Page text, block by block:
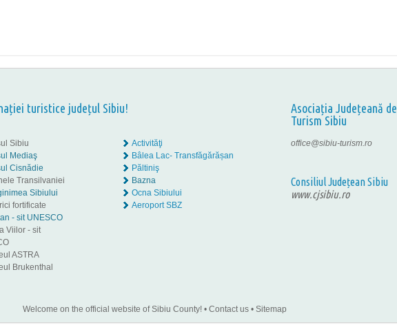
turistice județul Sibiu!
Asociația Județeană de
Turism Sibiu
Sibiu
Mediaş
Cisnădie
Transilvaniei
Sibiului
fortificate
- sit UNESCO
Viilor - sit
ASTRA
Brukenthal
Activităţi
Bâlea Lac- Transfăgărășan
Păltiniş
Bazna
Ocna Sibiului
Aeroport SBZ
office@sibiu-turism.ro
Consiliul Județean Sibiu
www.cjsibiu.ro
Welcome on the official website of Sibiu County!• Contact us• Sitemap